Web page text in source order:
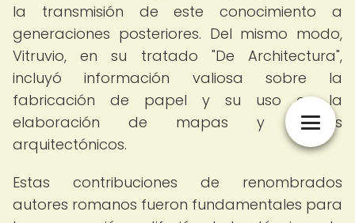
la transmisión de este conocimiento a
generaciones posteriores. Del mismo modo,
Vitruvio, en su tratado "De Architectura",
incluyó información valiosa sobre la
fabricación de papel y su uso en la
elaboración de mapas y planos
arquitectónicos.
Estas contribuciones de renombrados
autores romanos fueron fundamentales para